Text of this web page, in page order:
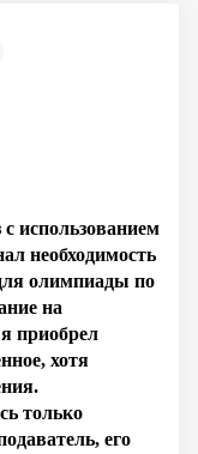
использованием
необходимость
олимпиады по
на
приобрел
хотя
только
его